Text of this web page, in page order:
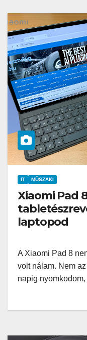
IT MŰSZAKI
Xiaomi Pad
laptopod
A Xiaomi Pad 8
volt nálam. Nem
napig